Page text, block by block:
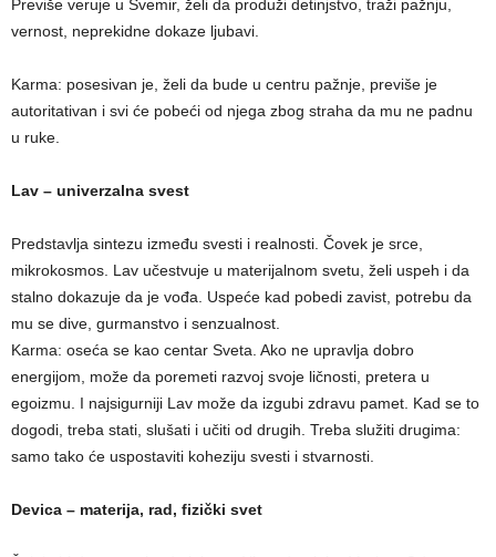
Previše veruje u Svemir, želi da produži detinjstvo, traži pažnju,
vernost, neprekidne dokaze ljubavi.
Karma: posesivan je, želi da bude u centru pažnje, previše je
autoritativan i svi će pobeći od njega zbog straha da mu ne padnu
u ruke.
Lav – univerzalna svest
Predstavlja sintezu između svesti i realnosti. Čovek je srce,
mikrokosmos. Lav učestvuje u materijalnom svetu, želi uspeh i da
stalno dokazuje da je vođa. Uspeće kad pobedi zavist, potrebu da
mu se dive, gurmanstvo i senzualnost.
Karma: oseća se kao centar Sveta. Ako ne upravlja dobro
energijom, može da poremeti razvoj svoje ličnosti, pretera u
egoizmu. I najsigurniji Lav može da izgubi zdravu pamet. Kad se to
dogodi, treba stati, slušati i učiti od drugih. Treba služiti drugima:
samo tako će uspostaviti koheziju svesti i stvarnosti.
Devica – materija, rad, fizički svet